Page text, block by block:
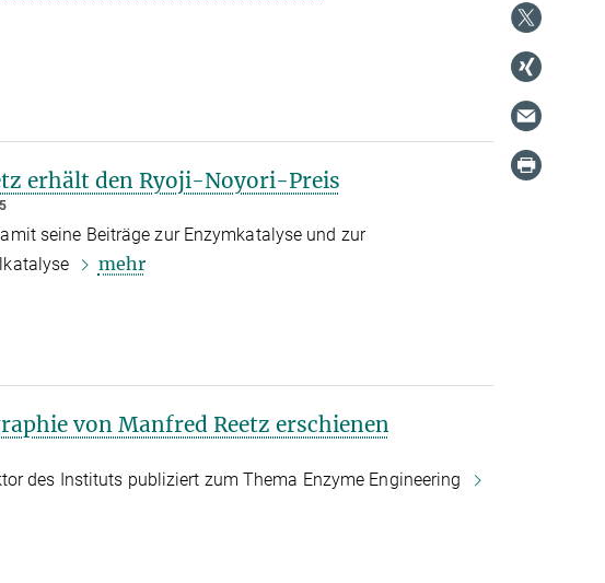
erhält den Ryoji-Noyori-Preis
seine Beiträge zur Enzymkatalyse und zur
mehr
von Manfred Reetz erschienen
des Instituts publiziert zum Thema Enzyme Engineering